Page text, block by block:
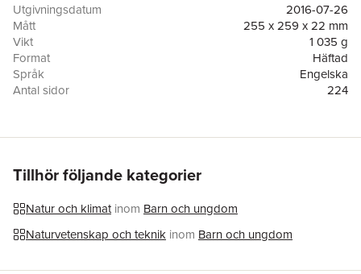
Utgivningsdatum
2016-07-26
Mått
255 x 259 x 22 mm
Vikt
1 035 g
Format
Häftad
Språk
Engelska
Antal sidor
224
Tillhör följande kategorier
Natur och klimat inom Barn och ungdom
Naturvetenskap och teknik inom Barn och ungdom